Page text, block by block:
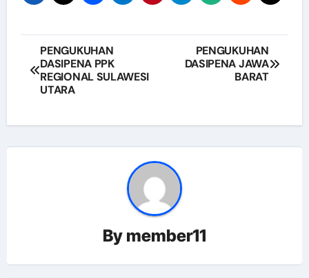
Navigasi
pos
PENGUKUHAN
DASIPENA PPK
REGIONAL SULAWESI
UTARA
PENGUKUHAN
DASIPENA JAWA
BARAT
By member11